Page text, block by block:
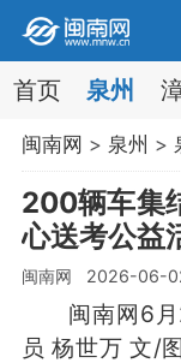
首页 泉州
闽南网 > 泉州 >
200辆车集
心送考公益
闽南网 2026-06-
闽南网6月2
员 杨世万 文/